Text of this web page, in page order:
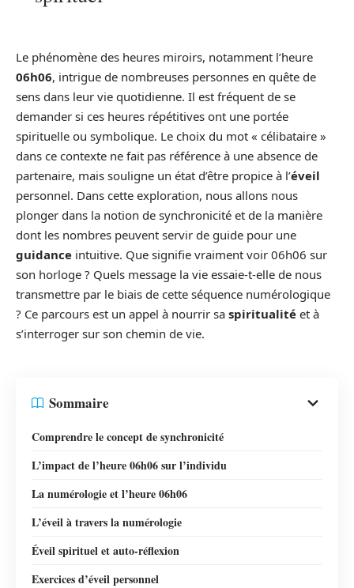
Le phénomène des heures miroirs, notamment l’heure
06h06, intrigue de nombreuses personnes en quête de
sens dans leur vie quotidienne. Il est fréquent de se
demander si ces heures répétitives ont une portée
spirituelle ou symbolique. Le choix du mot « célibataire »
dans ce contexte ne fait pas référence à une absence de
partenaire, mais souligne un état d’être propice à l’éveil
personnel. Dans cette exploration, nous allons nous
plonger dans la notion de synchronicité et de la manière
dont les nombres peuvent servir de guide pour une
guidance intuitive. Que signifie vraiment voir 06h06 sur
son horloge ? Quels message la vie essaie-t-elle de nous
transmettre par le biais de cette séquence numérologique
? Ce parcours est un appel à nourrir sa spiritualité et à
s’interroger sur son chemin de vie.
Sommaire
Comprendre le concept de synchronicité
L’impact de l’heure 06h06 sur l’individu
La numérologie et l’heure 06h06
L’éveil à travers la numérologie
Éveil spirituel et auto-réflexion
Exercices d’éveil personnel